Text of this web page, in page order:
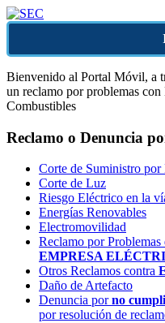
Bienvenido al Portal Móvil, a
un reclamo por problemas
Combustibles
Reclamo o Denuncia
Corte de Suministro por
Corte de Luz
Riesgo Eléctrico en la
Energías Renovables
Electromovilidad
Reclamo por
EMPRESA
Otros Reclamos contra
Daño de Artefacto
Denuncia porno
por resolución de